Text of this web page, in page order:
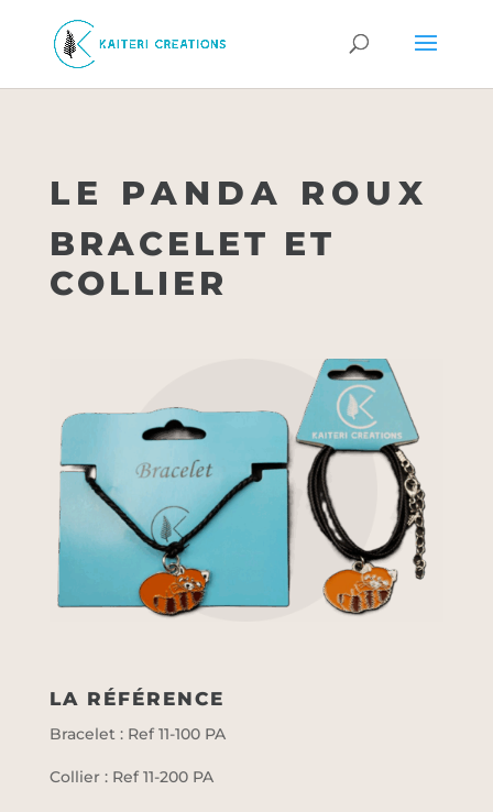
LE PANDA ROUX
BRACELET ET
COLLIER
LA RÉFÉRENCE
Bracelet : Ref 11-100 PA
Collier : Ref 11-200 PA